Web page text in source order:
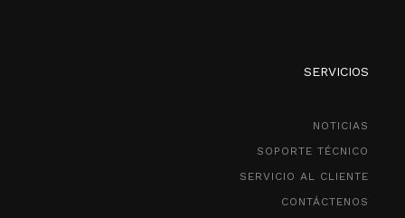
SERVICIOS
NOTICIAS
SOPORTE TÉCNICO
SERVICIO AL CLIENTE
CONTÁCTENOS